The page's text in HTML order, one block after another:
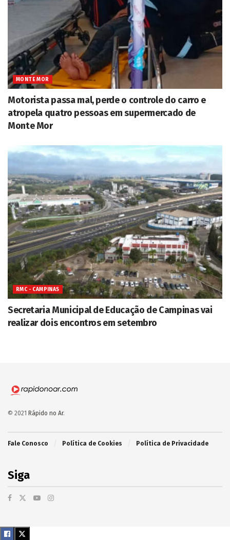
MONTE MOR
Motorista passa mal, perde o controle do carro e
atropela quatro pessoas em supermercado de
Monte Mor
RMC - CAMPINAS
Secretaria Municipal de Educação de Campinas vai
realizar dois encontros em setembro
© 2021 Rápido no Ar.
Fale Conosco Política de Cookies Política de Privacidade
Siga